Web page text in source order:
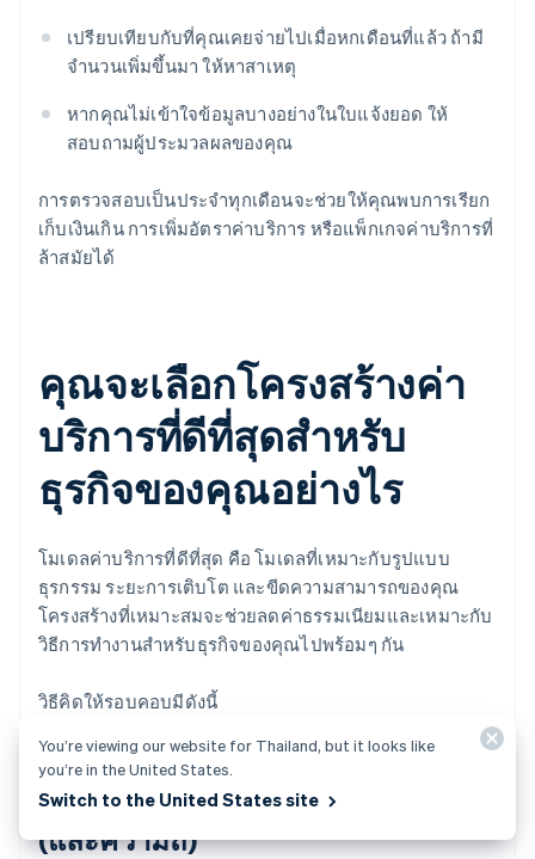
เปรียบเทียบกับที่คุณเคยจ่ายไปเมื่อหกเดือนที่แล้ว ถ้ามี
จำนวนเพิ่มขึ้นมา ให้หาสาเหตุ
หากคุณไม่เข้าใจข้อมูลบางอย่างในใบแจ้งยอด ให้
สอบถามผู้ประมวลผลของคุณ
การตรวจสอบเป็นประจำทุกเดือนจะช่วยให้คุณพบการเรียก
เก็บเงินเกิน การเพิ่มอัตราค่าบริการ หรือแพ็กเกจค่าบริการที่
ล้าสมัยได้
คุณจะเลือกโครงสร้างค่า
บริการที่ดีที่สุดสำหรับ
ธุรกิจของคุณอย่างไร
โมเดลค่าบริการที่ดีที่สุด คือ โมเดลที่เหมาะกับรูปแบบ
ธุรกรรม ระยะการเติบโต และขีดความสามารถของคุณ
โครงสร้างที่เหมาะสมจะช่วยลดค่าธรรมเนียมและเหมาะกับ
วิธีการทำงานสำหรับธุรกิจของคุณไปพร้อมๆ กัน
วิธีคิดให้รอบคอบมีดังนี้
เริ่มต้นด้วยจำนวนที่คุณประมวลผล
(และความถี่)
You’re viewing our website for Thailand, but it looks like
you’re in the United States.
Switch to the United States site